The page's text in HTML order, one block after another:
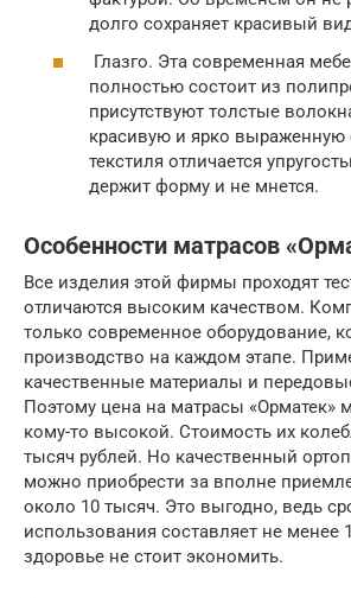
долго сохраняет красивый
Глазго. Эта современная
полностью состоит из
присутствуют толстые
красивую и ярко выраженную
текстиля отличается
держит форму и не мнется.
Особенности матрасов
Все изделия этой фирмы проходят
отличаются высоким качеством.
только современное оборудование,
производство на каждом этапе.
качественные материалы и
Поэтому цена на матрасы «Орматек»
кому-то высокой. Стоимость их
тысяч рублей. Но качественный
можно приобрести за вполне
около 10 тысяч. Это выгодно, ведь
использования составляет не менее
здоровье не стоит экономить.